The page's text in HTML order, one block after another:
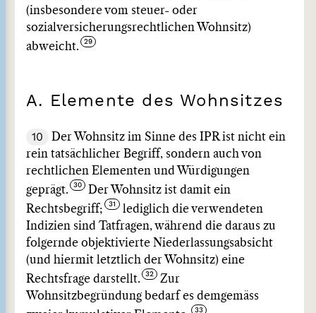
(insbesondere vom steuer- oder
sozialversicherungsrechtlichen Wohnsitz)
abweicht.
A. Elemente des Wohnsitzes
10
Der Wohnsitz im Sinne des IPR ist nicht ein
rein tatsächlicher Begriff, sondern auch von
rechtlichen Elementen und Würdigungen
geprägt.
Der Wohnsitz ist damit ein
Rechtsbegriff;
lediglich die verwendeten
Indizien sind Tatfragen, während die daraus zu
folgernde objektivierte Niederlassungsabsicht
(und hiermit letztlich der Wohnsitz) eine
Rechtsfrage darstellt.
Zur
Wohnsitzbegründung bedarf es demgemäss